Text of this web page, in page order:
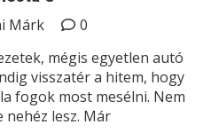
Márk
0
mégis egyetlen autó
visszatér a hitem, hogy
fogok most mesélni. Nem
lesz. Már